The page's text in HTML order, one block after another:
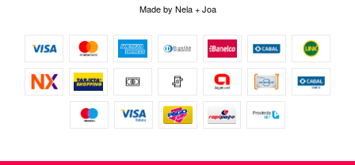
Made by Nela+Joa